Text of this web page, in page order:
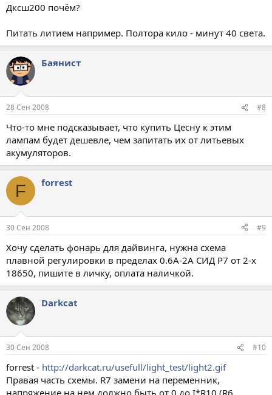
Дксш200 почём?
Питать литием например. Полтора кило - минут 40 света.
Баянист
28 Сен 2008 #8
Что-то мне подсказывает, что купить Цесну к этим
лампам будет дешевле, чем запитать их от литьевых
акумуляторов.
F forrest
30 Сен 2008 #9
Хочу сделать фонарь для дайвинга, нужна схема
плавной регулировки в пределах 0.6А-2А СИД Р7 от 2-х
18650, пишите в личку, оплата наличкой.
Darkcat
30 Сен 2008 #10
forrest - http://darkcat.ru/usefull/light_test/light2.gif
Правая часть схемы. R7 замени на переменник,
напряжение на нем должно быть от 0 до I*R10 (R6